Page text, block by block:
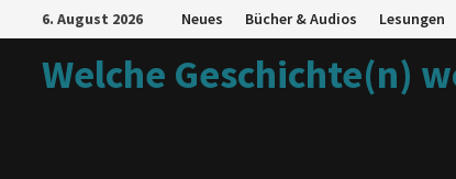
Inhalt
springen
6. August 2026 Neues Bücher & Audios Lesungen
Welche Geschichte(n)